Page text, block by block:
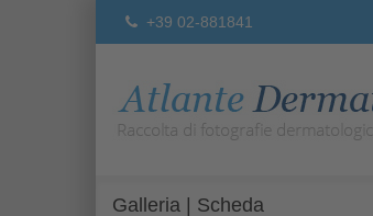
+39 02-881841
Galleria | Scheda